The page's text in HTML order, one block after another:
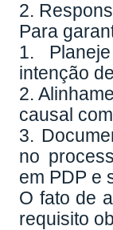
2.
Para
1.
intenção
2.
causal
3.
no
em PDP e
O fato de
requisito